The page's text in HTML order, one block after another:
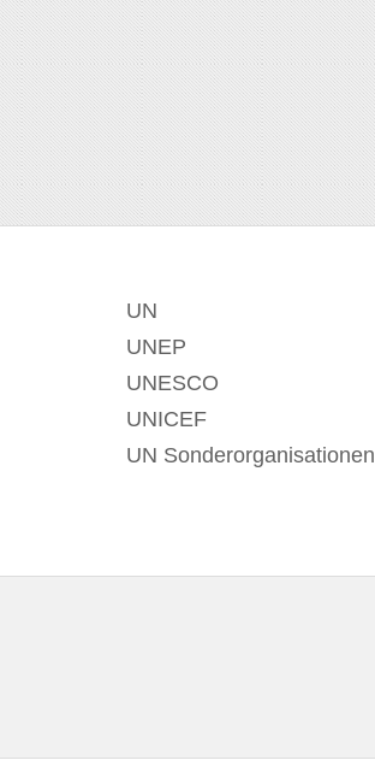
UN
UNEP
UNESCO
UNICEF
UN Sonderorganisationen